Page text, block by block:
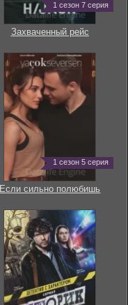
1 сезон 7 серия
Захваченный рейс
1 сезон 5 серия
Если сильно полюбишь